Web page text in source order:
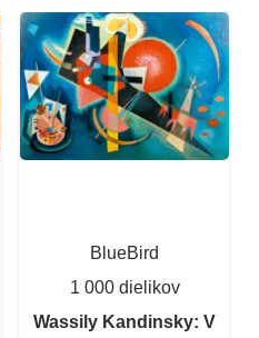
BlueBird
1 000 dielikov
Wassily Kandinsky: V